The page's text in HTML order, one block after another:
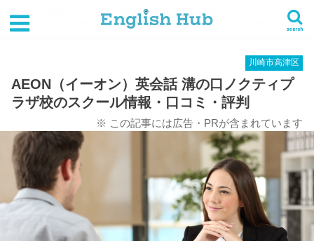
search
英会話スクール一覧 神奈川県
川崎市高津区
AEON（イーオン）英会話 溝の口ノクティプラザ校のスクール情報・口コミ・評判
川崎市高津区
AEON（イーオン）英会話 溝の口ノクティプ
ラザ校のスクール情報・口コミ・評判
※ この記事には広告・PRが含まれています